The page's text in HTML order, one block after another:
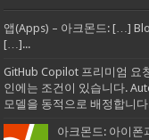
앱(Apps) – 아크몬드: […]
[…]...
GitHub Copilot 프리미엄 요
인에는 조건이 있습니다.
모델을 동적으로 배정합니다
아크몬드: 아이폰